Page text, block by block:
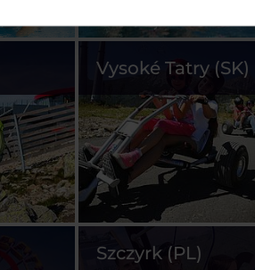
Vysoké Tatry (SK)
Szczyrk (PL)